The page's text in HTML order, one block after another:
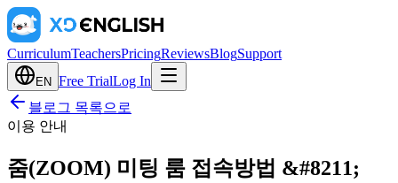
CurriculumTeachersPricingReviewsBlogSupport
EN Free TrialLog In
블로그 목록으로
이용 안내
줌(ZOOM) 미팅 룸 접속방법 &#8211;